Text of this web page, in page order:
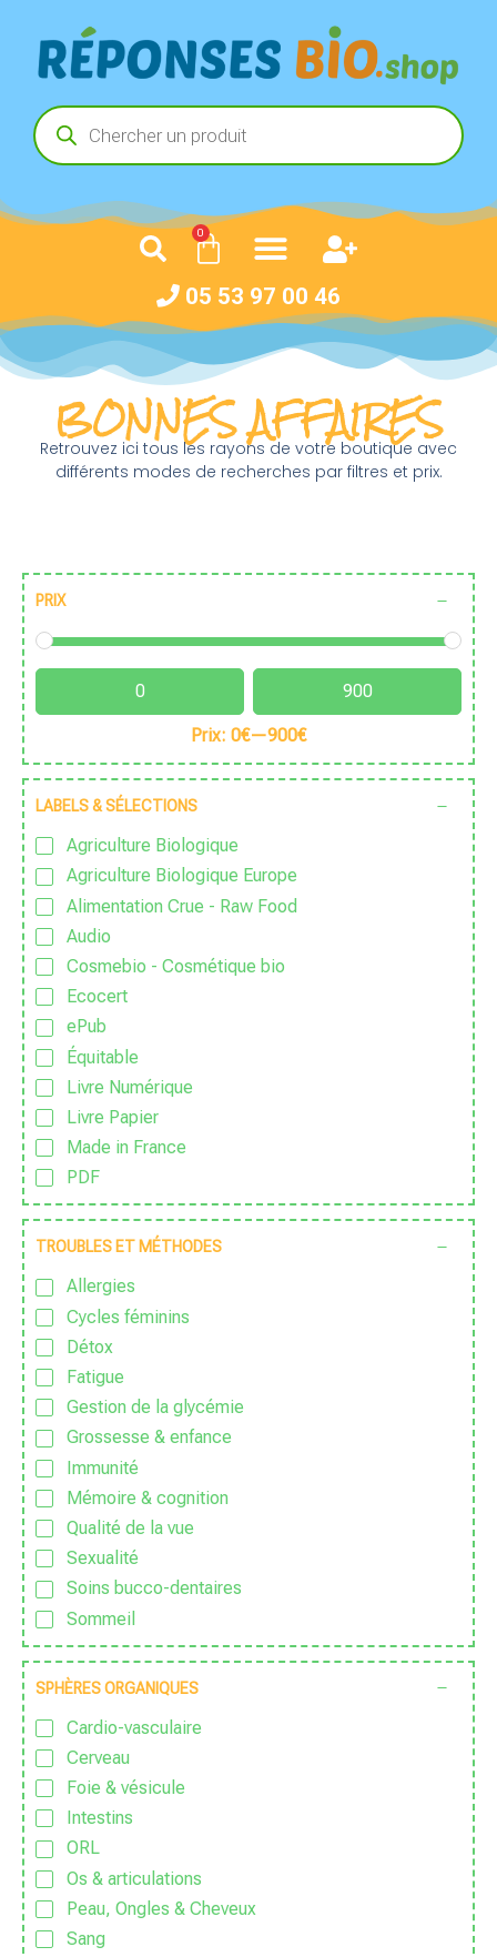
0
05 53 97 00 46
BONNES AFFAIRES
Retrouvez ici tous les rayons de votre boutique avec
différents modes de recherches par filtres et prix.
PRIX
Prix: 0€—900€
LABELS & SÉLECTIONS
Agriculture Biologique
Agriculture Biologique Europe
Alimentation Crue - Raw Food
Audio
Cosmebio - Cosmétique bio
Ecocert
ePub
Équitable
Livre Numérique
Livre Papier
Made in France
PDF
Sans Additif
Sans Alcool
Sans Conservateur
Sans Excipient
Sans Gluten
Sans huile de palme
Sans huile essentielle
Sans lactose
Sans nanoparticules
Sans OGM
Sans parfum
Sans Pesticide
Sans sucre ajouté
Sauvage
Traditionnel
Vegan
Végétarien
Zéro déchet
TROUBLES ET MÉTHODES
Allergies
Cycles féminins
Détox
Fatigue
Gestion de la glycémie
Grossesse & enfance
Immunité
Mémoire & cognition
Qualité de la vue
Sexualité
Soins bucco-dentaires
Sommeil
Sport & Vitalité
Stress
SPHÈRES ORGANIQUES
Cardio-vasculaire
Cerveau
Foie & vésicule
Intestins
ORL
Os & articulations
Peau, Ongles & Cheveux
Sang